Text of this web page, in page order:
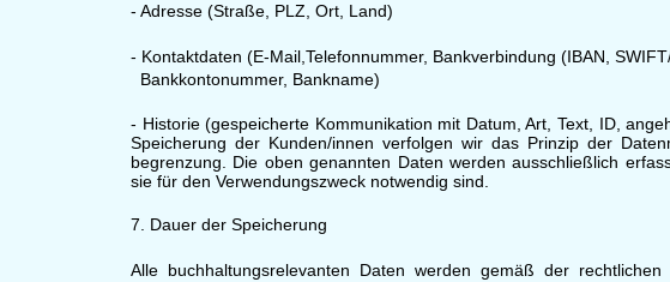
- Adresse (Straße, PLZ, Ort, Land)
- Kontaktdaten (E-Mail,Telefonnummer, Bankverbindung (IBAN,
Bankkontonummer, Bankname)
- Historie (gespeicherte Kommunikation mit Datum, Art, Text, ID,
Speicherung der Kunden/innen verfolgen wir das Prinzip der
begrenzung. Die oben genannten Daten werden ausschließlich
sie für den Verwendungszweck notwendig sind.
7. Dauer der Speicherung
Alle buchhaltungsrelevanten Daten werden gemäß der